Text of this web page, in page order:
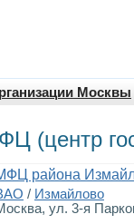
Москвы
(центр
района
/ Измайлово
ул. 3-я